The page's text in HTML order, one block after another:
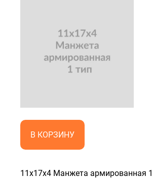
В КОРЗИНУ
11x17x4 Манжета армированная